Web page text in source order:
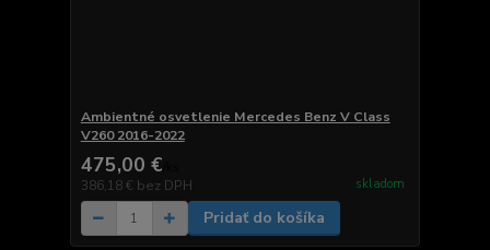
Ambientné osvetlenie Mercedes Benz V Class
V260 2016-2022
475,00 €
386,18 € bez DPH skladom
Pridať do košíka